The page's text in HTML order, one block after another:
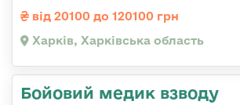
від 20100 до 120100 грн
Харків, Харківська область
Бойовий медик взводу